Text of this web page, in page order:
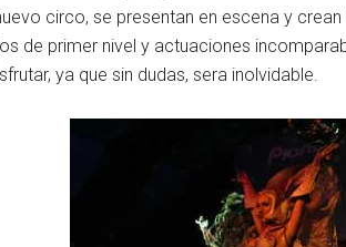
circo, se presentan en escena y
de primer nivel y actuaciones
ya que sin dudas, sera inolvidable.